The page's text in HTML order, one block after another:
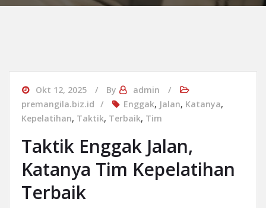
Okt 12, 2025 By
admin
premangila.biz.id
Enggak, Jalan, Katanya,
Kepelatihan, Taktik, Terbaik, Tim
Taktik Enggak Jalan,
Katanya Tim Kepelatihan
Terbaik